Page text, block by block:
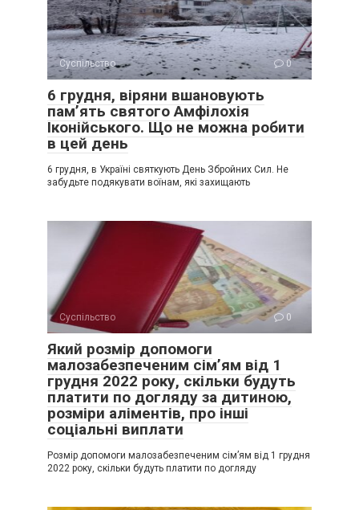
Суспільство 0
6 грудня, віряни вшановують
пам’ять святого Амфілохія
Іконійського. Що не можна робити
в цей день
6 грудня, в Україні святкують День Збройних Сил. Не
забудьте подякувати воїнам, які захищають
Суспільство 0
Який розмір допомоги
малозабезпеченим сім’ям від 1
грудня 2022 року, скільки будуть
платити по догляду за дитиною,
розміри аліментів, про інші
соціальні виплати
Розмір допомоги малозабезпеченим сім’ям від 1 грудня
2022 року, скільки будуть платити по догляду